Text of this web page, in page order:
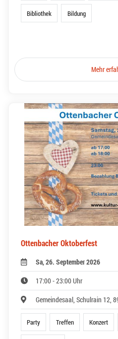
Bibliothek Bildung
Mehr
Ottenbacher Oktoberfest
Sa, 26. September 2026
17:00 - 23:00 Uhr
Gemeindesaal, Schulrain 12,
Party Treffen Konzert